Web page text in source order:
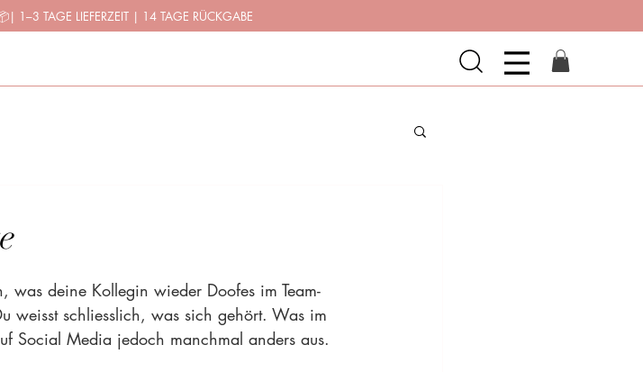
| 1–3 TAGE LIEFERZEIT | 14 TAGE RÜCKGABE
was deine Kollegin wieder Doofes im Team-
weisst schliesslich, was sich gehört. Was im
Social Media jedoch manchmal anders aus.